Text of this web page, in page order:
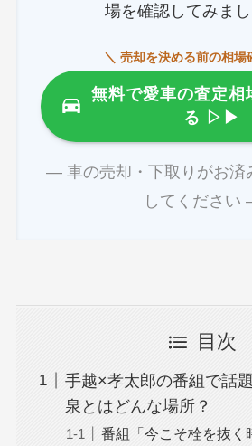
場を確認してみまし
＼ 売却を決める前の相場
無料で愛車の査定相
る ▷▶
― 車の売却・下取りがお済
してください
目次
手越×孝太郎の番組で話
泉とはどんな場所？
番組「今こそ栓を抜く